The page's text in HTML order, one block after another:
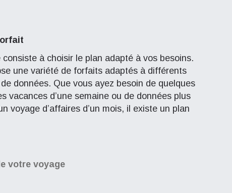
consiste à choisir le plan adapté à vos besoins.
une variété de forfaits adaptés à différents
données. Que vous ayez besoin de quelques
vacances d’une semaine ou de données plus
voyage d’affaires d’un mois, il existe un plan
votre voyage